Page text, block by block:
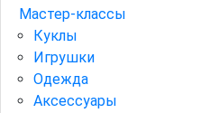
Мастер-классы
Куклы
Игрушки
Одежда
Аксессуары